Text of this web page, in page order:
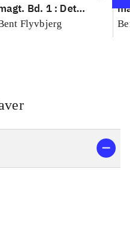
Bd. 1 : Det
videnskab
Flyvbjerg